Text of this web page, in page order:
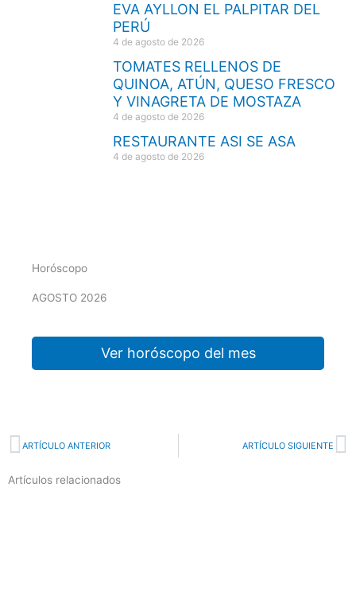
EVA AYLLON EL PALPITAR DEL
PERÚ
4 de agosto de 2026
TOMATES RELLENOS DE
QUINOA, ATÚN, QUESO FRESCO
Y VINAGRETA DE MOSTAZA
4 de agosto de 2026
RESTAURANTE ASI SE ASA
4 de agosto de 2026
Horóscopo
AGOSTO 2026
Ver horóscopo del mes
Prev
ARTÍCULO ANTERIOR ARTÍCULO SIGUIENTE
Artículos relacionados